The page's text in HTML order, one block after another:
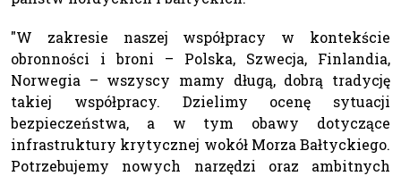
"W zakresie naszej współpracy w kontekście
obronności i broni – Polska, Szwecja, Finlandia,
Norwegia – wszyscy mamy długą, dobrą tradycję
takiej współpracy. Dzielimy ocenę sytuacji
bezpieczeństwa, a w tym obawy dotyczące
infrastruktury krytycznej wokół Morza Bałtyckiego.
Potrzebujemy nowych narzędzi oraz ambitnych